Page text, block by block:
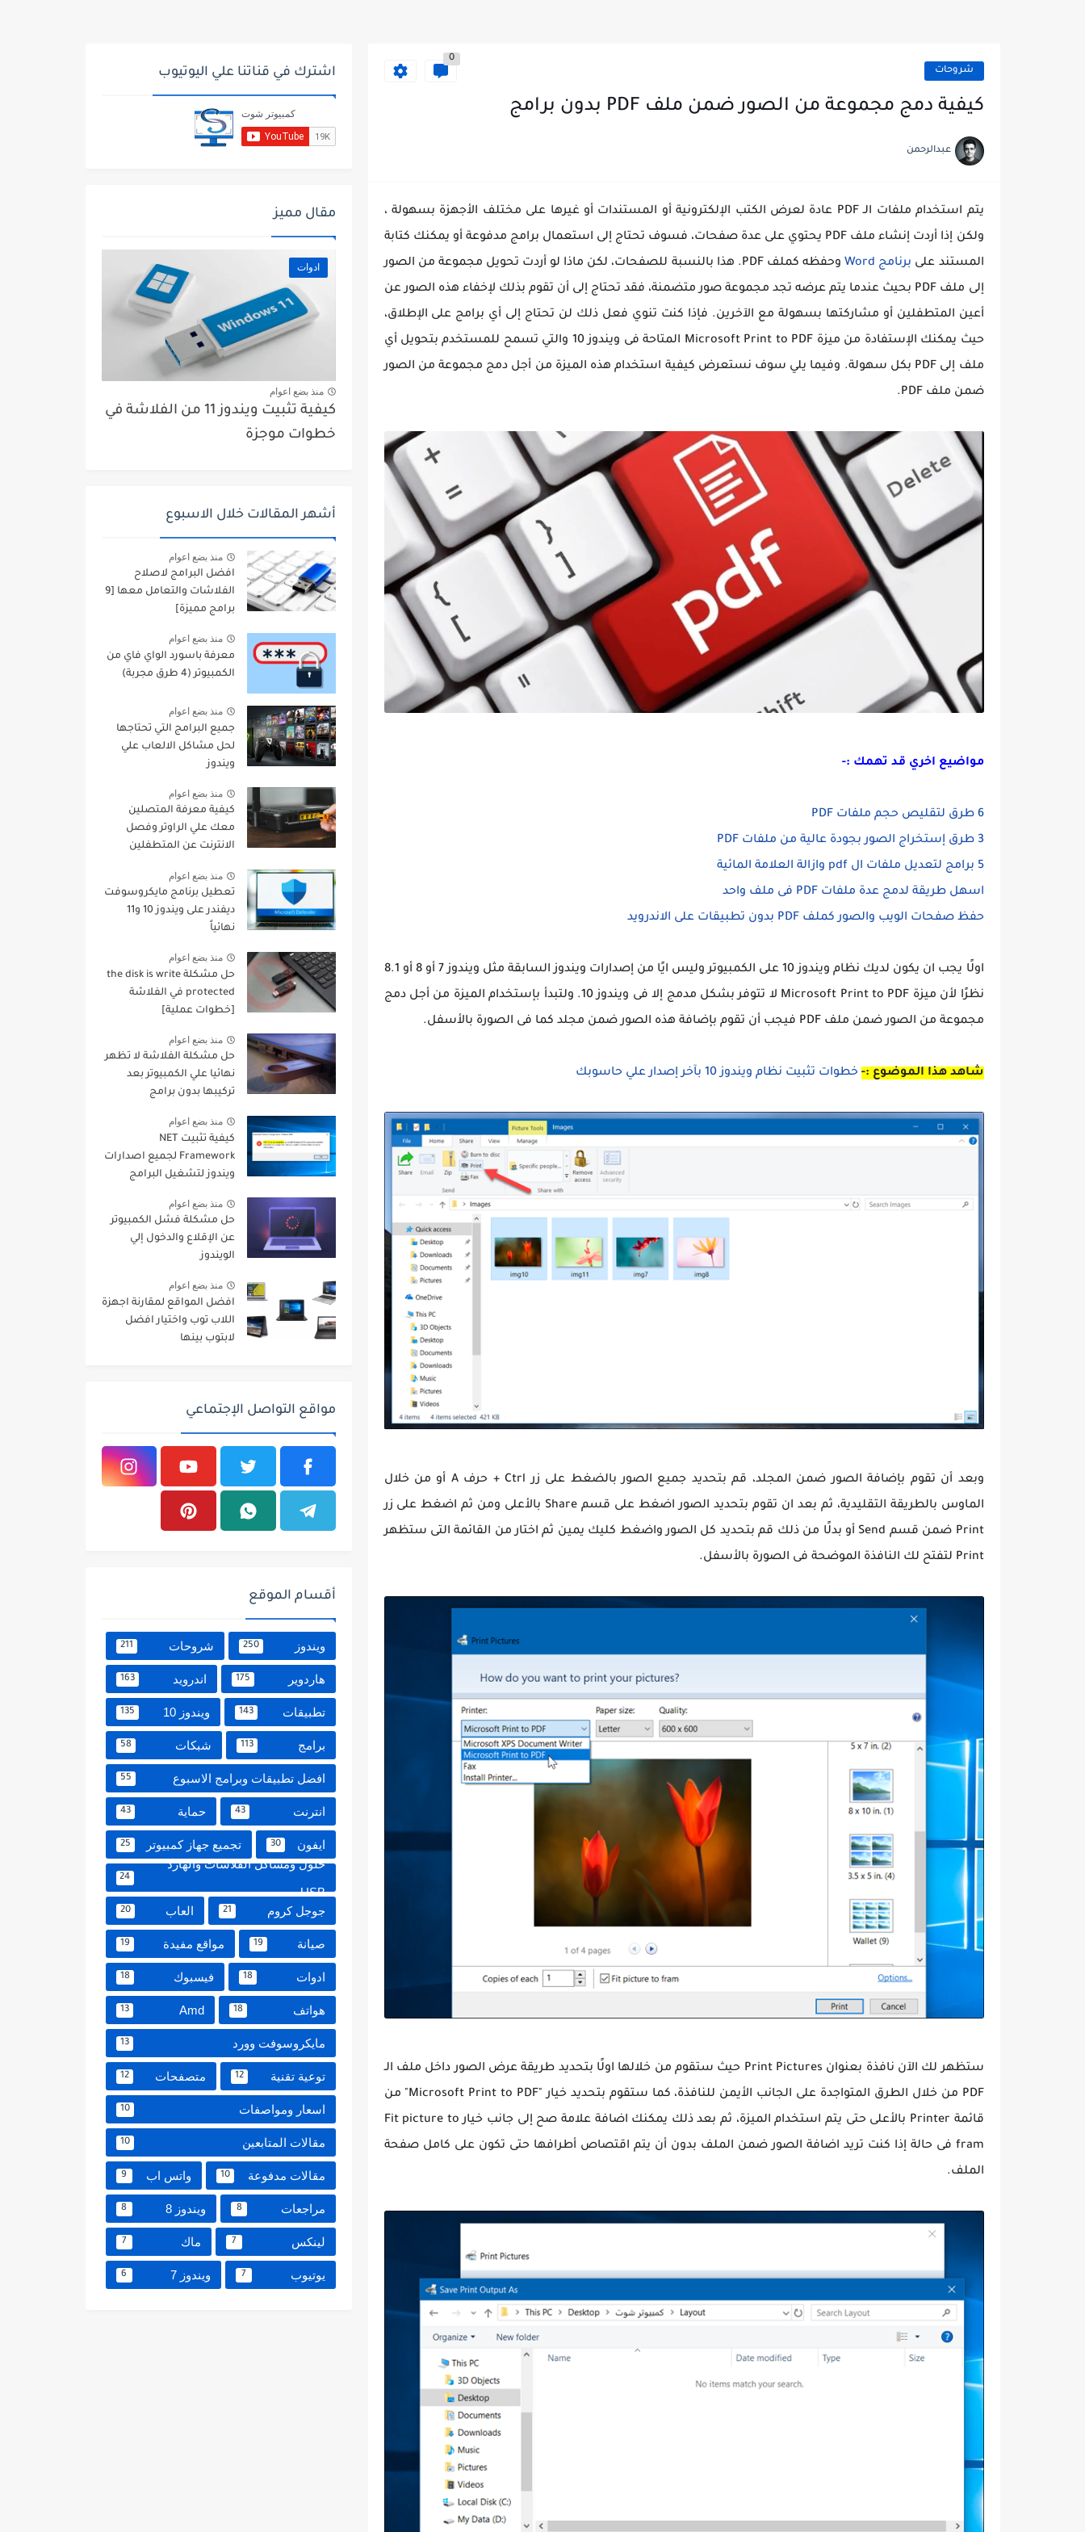
شروحات
0
كيفية دمج مجموعة من الصور ضمن ملف PDF بدون برامج
عبدالرحمن
يتم استخدام ملفات الـ PDF عادة لعرض الكتب الإلكترونية أو المستندات أو غيرها على مختلف الأجهزة بسهولة ،
ولكن إذا أردت إنشاء ملف PDF يحتوي على عدة صفحات، فسوف تحتاج إلى استعمال برامج مدفوعة أو يمكنك كتابة
المستند على برنامج Word
وحفظه كملف PDF. هذا بالنسبة للصفحات، لكن ماذا لو أردت تحويل مجموعة من الصور
إلى ملف PDF بحيث عندما يتم عرضه تجد مجموعة صور متضمنة، فقد تحتاج إلى أن تقوم بذلك لإخفاء هذه الصور عن
أعين المتطفلين أو مشاركتها بسهولة مع الآخرين. فإذا كنت تنوي فعل ذلك لن تحتاج إلى أي برامج على الإطلاق،
حيث يمكنك الإستفادة من ميزة Microsoft Print to PDF المتاحة فى ويندوز 10 والتي تسمح للمستخدم بتحويل أي
ملف إلى PDF بكل سهولة. وفيما يلي سوف نستعرض كيفية استخدام هذه الميزة من أجل دمج مجموعة من الصور
ضمن ملف PDF.
مواضيع اخري قد تهمك :-
6 طرق لتقليص حجم ملفات PDF
3 طرق إستخراج الصور بجودة عالية من ملفات PDF
5 برامج لتعديل ملفات ال pdf وازالة العلامة المائية
اسهل طريقة لدمج عدة ملفات PDF فى ملف واحد
حفظ صفحات الويب والصور كملف PDF بدون تطبيقات على الاندرويد
اولًا يجب ان يكون لديك نظام ويندوز 10 على الكمبيوتر وليس ايًا من إصدارات ويندوز السابقة مثل ويندوز 7 أو 8 أو 8.1
نظرًا لأن
ميزة Microsoft Print to PDF لا تتوفر بشكل مدمج إلا فى ويندوز 10. ولتبدأ بإستخدام الميزة من أجل دمج
مجموعة من الصور ضمن ملف PDF فيجب أن تقوم بإضافة هذه الصور ضمن مجلد كما فى الصورة بالأسفل.
شاهد هذا الموضوع :- خطوات تثبيت نظام ويندوز 10 بآخر إصدار علي حاسوبك
وبعد أن تقوم بإضافة الصور ضمن المجلد، قم بتحديد جميع الصور بالضغط على زر Ctrl + حرف A أو من خلال
الماوس بالطريقة التقليدية، ثم بعد ان تقوم بتحديد الصور اضغط على قسم Share بالأعلى ومن ثم اضغط على زر
Print ضمن قسم Send أو بدلًا من ذلك قم بتحديد كل الصور واضغط كليك يمين ثم اختار من القائمة التى ستظهر
Print لتفتح لك النافذة الموضحة فى الصورة بالأسفل.
ستظهر لك الآن نافذة بعنوان Print Pictures حيث ستقوم من خلالها اولًا بتحديد طريقة عرض الصور داخل ملف الـ
PDF من خلال الطرق المتواجدة على الجانب الأيمن للنافذة، كما ستقوم بتحديد خيار "Microsoft Print to PDF" من
قائمة Printer بالأعلى حتى يتم استخدام الميزة، ثم بعد ذلك يمكنك اضافة علامة صح إلى جانب خيار Fit picture to
fram فى حالة إذا كنت تريد اضافة الصور ضمن الملف بدون أن يتم اقتصاص أطرافها حتى تكون على كامل صفحة
الملف.
اشترك في قناتنا علي اليوتيوب
مقال مميز
ادوات
منذ بضع اعوام
كيفية تثبيت ويندوز 11 من الفلاشة في
خطوات موجزة
أشهر المقالات خلال الاسبوع
منذ بضع اعوام
افضل البرامج لاصلاح
الفلاشات والتعامل معها [9
برامج مميزة]
منذ بضع اعوام
معرفة باسورد الواي فاي من
الكمبيوتر (4 طرق مجربة)
منذ بضع اعوام
جميع البرامج التي تحتاجها
لحل مشاكل الالعاب علي
ويندوز
منذ بضع اعوام
كيفية معرفة المتصلين
معك علي الراوتر وفصل
الانترنت عن المتطفلين
منذ بضع اعوام
تعطيل برنامج مايكروسوفت
ديفندر على ويندوز 10 و11
نهائياً
منذ بضع اعوام
حل مشكلة the disk is write
protected في الفلاشة
[خطوات عملية]
منذ بضع اعوام
حل مشكلة الفلاشة لا تظهر
نهائيا علي الكمبيوتر بعد
تركيبها بدون برامج
منذ بضع اعوام
كيفية تثبيت NET
Framework لجميع اصدارات
ويندوز لتشغيل البرامج
منذ بضع اعوام
حل مشكلة فشل الكمبيوتر
عن الإقلاع والدخول إلي
الويندوز
منذ بضع اعوام
افضل المواقع لمقارنة اجهزة
اللاب توب واختيار افضل
لابتوب بينها
مواقع التواصل الإجتماعي
أقسام الموقع
ويندوز 250 شروحات 211
هاردوير 175 اندرويد 163
تطبيقات 143 ويندوز 10 135
برامج 113 شبكات 58
افضل تطبيقات وبرامج الاسبوع 55
انترنت 43 حماية 43
ايفون 30 تجميع جهاز كمبيوتر 25
حلول ومشاكل الفلاشات والهارد
USB
24
جوجل كروم 21 العاب 20
صيانة 19 مواقع مفيدة 19
ادوات 18 فيسبوك 18
هواتف 18
Amd
13
مايكروسوفت وورد 13
توعية تقنية 12 متصفحات 12
اسعار ومواصفات 10
مقالات المتابعين 10
مقالات مدفوعة 10 واتس اب 9
مراجعات 8 ويندوز 8 8
لينكس 7 ماك 7
يوتيوب 7 ويندوز 7 6